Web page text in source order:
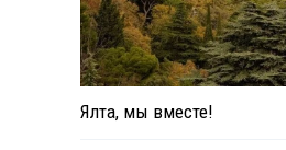
Ялта, мы вместе!